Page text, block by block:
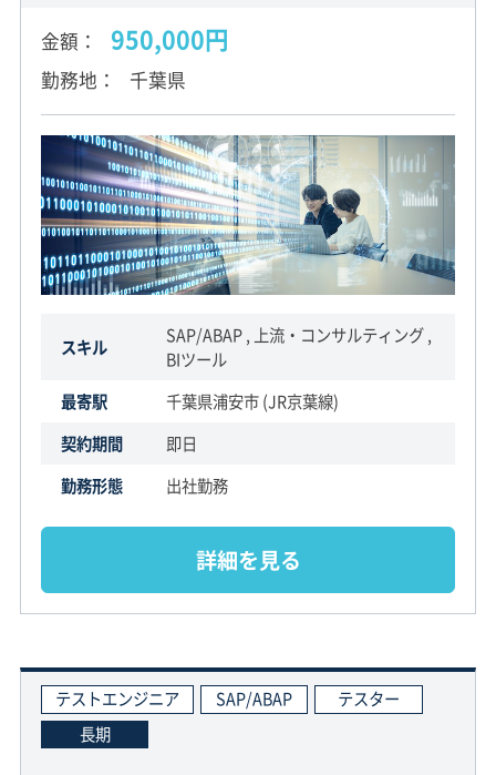
金額 950,000円
勤務地 千葉県
スキル
SAP/ABAP , 上流・コンサルティング ,
BIツール
最寄駅
千葉県浦安市 (JR京葉線)
契約期間
即日
勤務形態
出社勤務
詳細を見る
テストエンジニア SAP/ABAP
テスター
長期